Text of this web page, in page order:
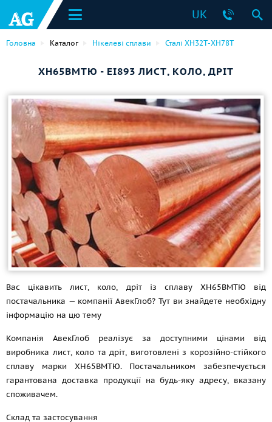
UK
Головна Каталог Нікелеві сплави Сталі ХН32Т-ХН78Т
ХН65ВМТЮ - ЕІ893 ЛИСТ, КОЛО, ДРІТ
Вас цікавить лист, коло, дріт із сплаву ХН65ВМТЮ від
постачальника — компанії АвекГлоб? Тут ви знайдете необхідну
інформацію на цю тему
Компанія АвекГлоб реалізує за доступними цінами від
виробника лист, коло та дріт, виготовлені з корозійно-стійкого
сплаву марки ХН65ВМТЮ. Постачальником забезпечується
гарантована доставка продукції на будь-яку адресу, вказану
споживачем.
Склад та застосування